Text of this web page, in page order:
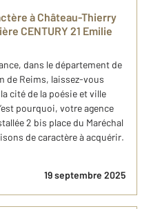
à Château-Thierry
CENTURY 21 Emilie
dans le département de
de Reims, laissez-vous
cité de la poésie et ville
pourquoi, votre agence
2 bis place du Maréchal
de caractère à acquérir.
19 septembre 2025